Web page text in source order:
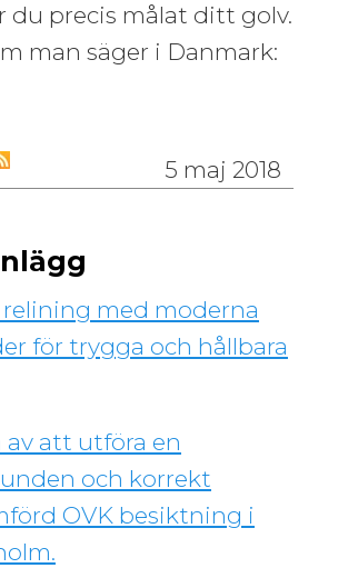
du precis målat ditt golv.
man säger i Danmark:
5 maj 2018
med moderna
för trygga och hållbara
av att utföra en
och korrekt
OVK besiktning i